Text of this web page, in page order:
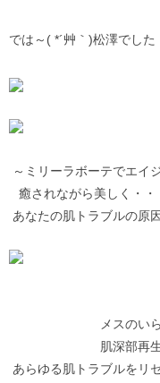
では～( *´艸｀)松澤でした
～ミリーラボーテでエイ
癒されながら美しく・
あなたの肌トラブルの原
メスのい
肌深部再
あらゆる肌トラブルをリ